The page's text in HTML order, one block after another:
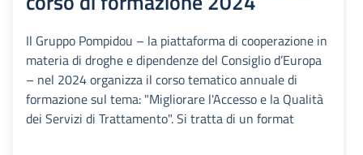
Il Gruppo Pompidou – la piattaforma di cooperazione in
materia di droghe e dipendenze del Consiglio d’Europa
– nel 2024 organizza il corso tematico annuale di
formazione sul tema: "Migliorare l'Accesso e la Qualità
dei Servizi di Trattamento". Si tratta di un format